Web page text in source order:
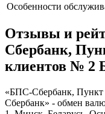
Особенности
Отзывы и
Сбербанк,
клиентов № 2
«БПС-Сбербанк,
Сбербанк» - обмен